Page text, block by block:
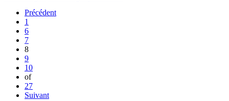
Précédent
Page
1
Page
6
Page
7
Page
8
Page
9
Page
10
of
Page
27
Suivant